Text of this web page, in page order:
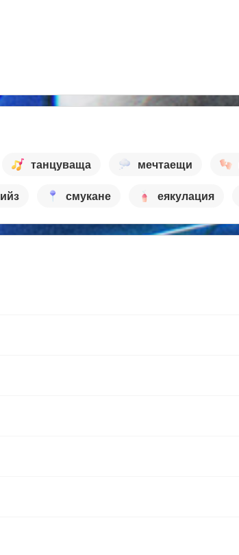
танцуваща мечтаещи
смукане еякулация